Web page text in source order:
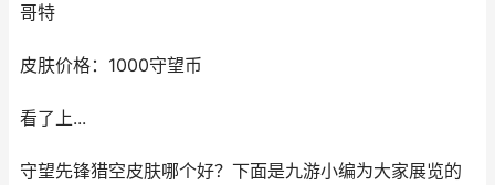
哥特
皮肤价格：1000守望币
看了上...
守望先锋猎空皮肤哪个好？下面是九游小编为大家展览的